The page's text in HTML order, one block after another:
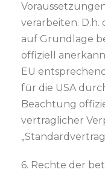
verarbeiten. D.h.
auf Grundlage
offiziell
EU
für die USA
Beachtung
vertraglicher
6. Rechte der